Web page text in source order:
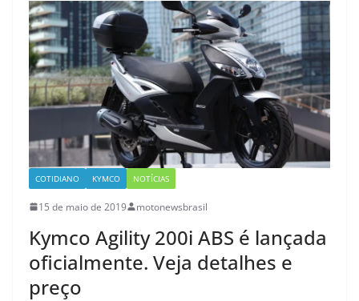
COTIDIANO KYMCO NOTÍCIAS
15 de maio de 2019 motonewsbrasil
Kymco Agility 200i ABS é lançada
oficialmente. Veja detalhes e
preço